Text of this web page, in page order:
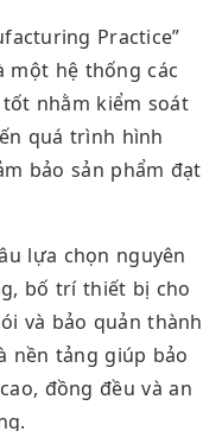
Practice”
một hệ thống các
nhằm kiểm soát
quá trình hình
bảo sản phẩm đạt
lựa chọn nguyên
bố trí thiết bị cho
và bảo quản thành
nền tảng giúp bảo
đồng đều và an